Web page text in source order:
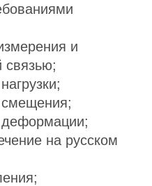
и
связью;
на русском